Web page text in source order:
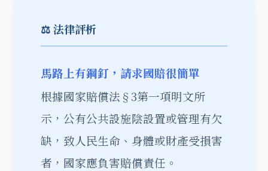
⚖️ 法律評析
馬路上有鋼釘，請求國賠很簡單
根據國家賠償法§3第一項明文所
示，公有公共設施陰設置或管理有欠
缺，致人民生命、身體或財產受損害
者，國家應負害賠償責任。